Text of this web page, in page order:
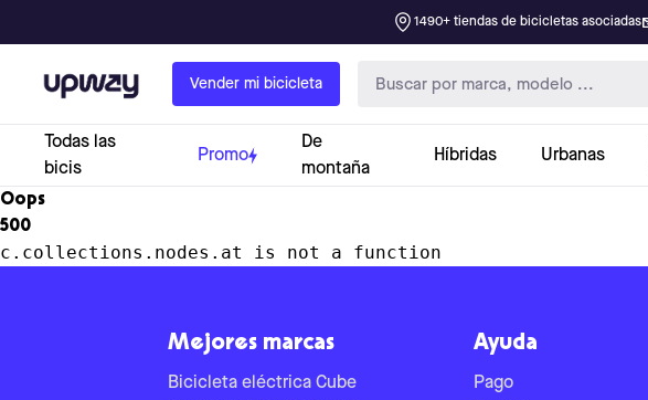
1490+ tiendas de bicicletas asociadas
Upway Vender mi bicicleta
Todas las
bicis
Promo
De
montaña
Híbridas Urbanas
Oops
500
c.collections.nodes.at is not a function
Mejores marcas
Bicicleta eléctrica Cube
Ayuda
Pago